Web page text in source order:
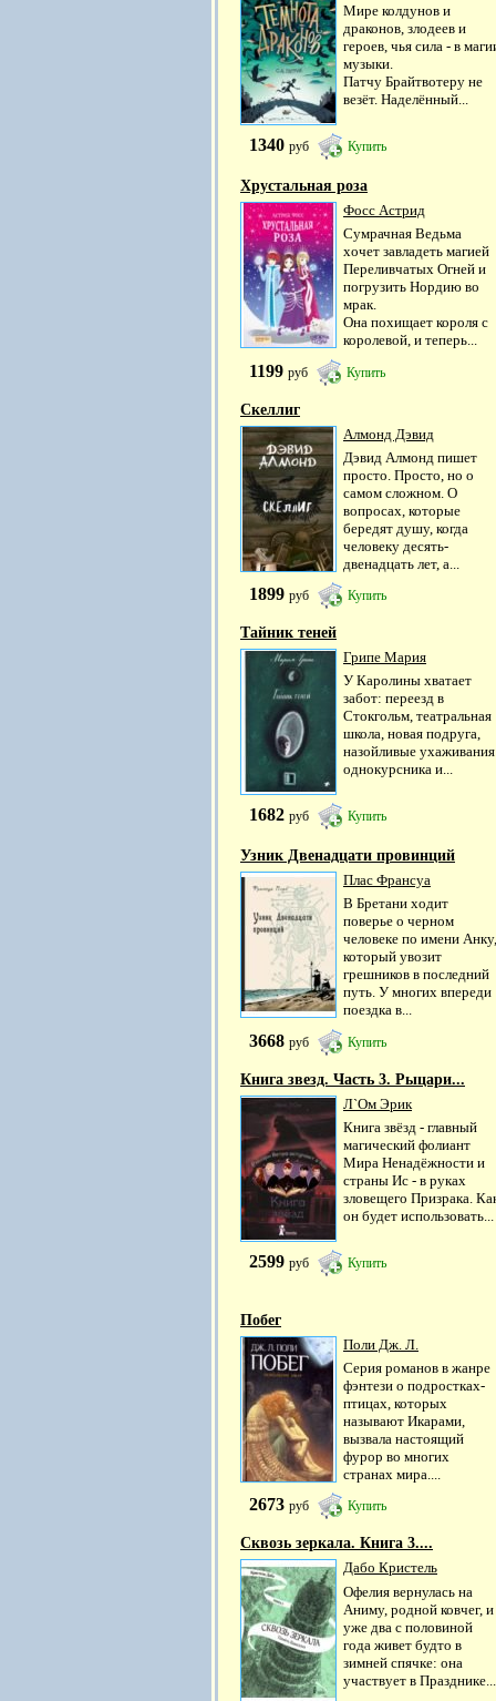
Мире колдунов и
драконов, злодеев и
героев, чья сила - в
музыки.
Патчу Брайтвотеру не
везёт. Наделённый...
1340 руб Купить
Хрустальная роза
Фосс Астрид
Сумрачная Ведьма
хочет завладеть магией
Переливчатых Огней и
погрузить Нордию во
мрак.
Она похищает короля с
королевой, и теперь...
1199 руб Купить
Скеллиг
Алмонд Дэвид
Дэвид Алмонд пишет
просто. Просто, но о
самом сложном. О
вопросах, которые
бередят душу, когда
человеку десять-
двенадцать лет, а...
1899 руб Купить
Тайник теней
Грипе Мария
У Каролины хватает
забот: переезд в
Стокгольм, театральная
школа, новая подруга,
назойливые ухаживания
однокурсника и...
1682 руб Купить
Узник Двенадцати провинций
Плас Франсуа
В Бретани ходит
поверье о черном
человеке по имени Анку,
который увозит
грешников в последний
путь. У многих впереди
поездка в...
3668 руб Купить
Книга звезд. Часть 3. Рыцари...
Л`Ом Эрик
Книга звёзд - главный
магический фолиант
Мира Ненадёжности и
страны Ис - в руках
зловещего Призрака.
он будет использовать...
2599 руб Купить
Побег
Поли Дж. Л.
Серия романов в жанре
фэнтези о подростках-
птицах, которых
называют Икарами,
вызвала настоящий
фурор во многих
странах мира....
2673 руб Купить
Сквозь зеркала. Книга 3....
Дабо Кристель
Офелия вернулась на
Аниму, родной ковчег, и
уже два с половиной
года живет будто в
зимней спячке: она
участвует в Празднике...